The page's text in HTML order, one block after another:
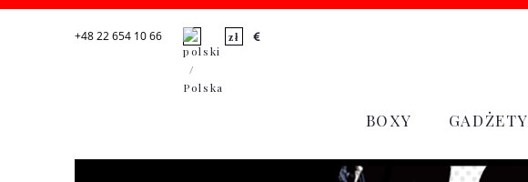
+48 22 654 10 66
BOXY GADŻETY